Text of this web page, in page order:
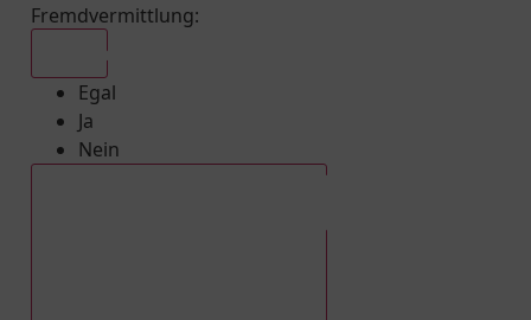
Fremdvermittlung:
Egal
Ja
Nein